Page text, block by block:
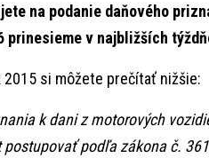
na podanie daňového
prinesieme v najbližších
si môžete prečítať nižšie:
k dani z motorových
postupovať podľa zákona č.